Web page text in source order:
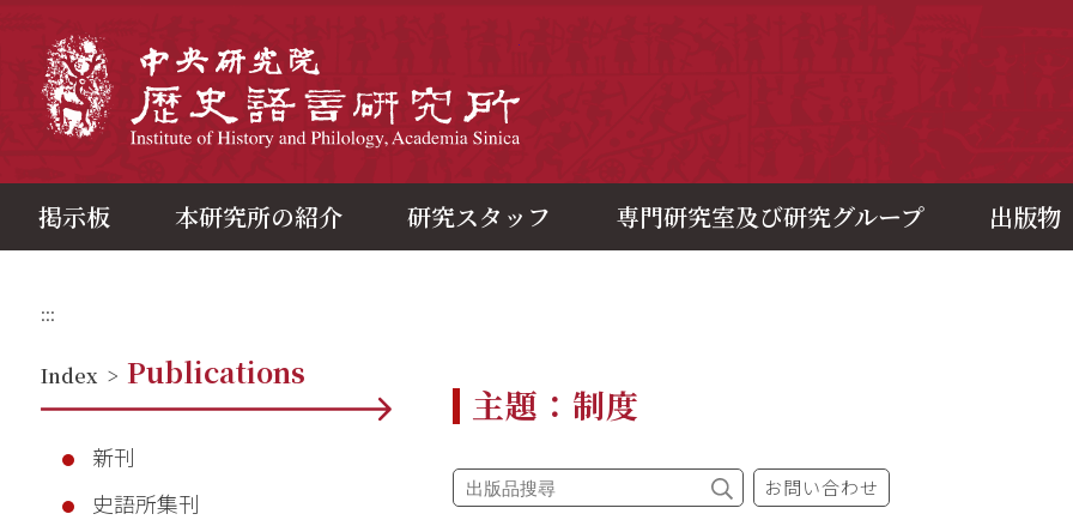
掲示板 本研究所の紹介 研究スタッフ 専門研究室及び研究グループ 出版物
:::
Index > Publications
新刊
史語所集刊
主題：制度
お問い合わせ